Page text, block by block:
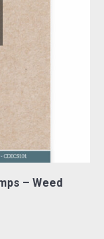
– Weed